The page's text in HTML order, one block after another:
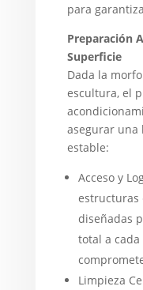
para
Preparación
Superficie
Dada la
escultura, el
asegurar una
estable:
Acceso y
estructuras
diseñadas
total a
Limpieza